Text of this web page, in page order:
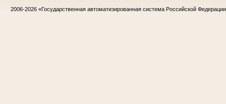
2006-2026 «Государственная автоматизированная система Российской